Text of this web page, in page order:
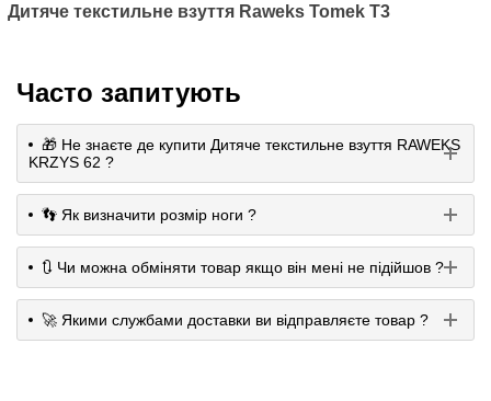
Дитяче текстильне взуття Raweks Tomek T3
Часто запитують
🎁 Не знаєте де купити Дитяче текстильне взуття RAWEKS
KRZYS 62 ?
👣 Як визначити розмір ноги ?
🔃 Чи можна обміняти товар якщо він мені не підійшов ?
🚀 Якими службами доставки ви відправляєте товар ?